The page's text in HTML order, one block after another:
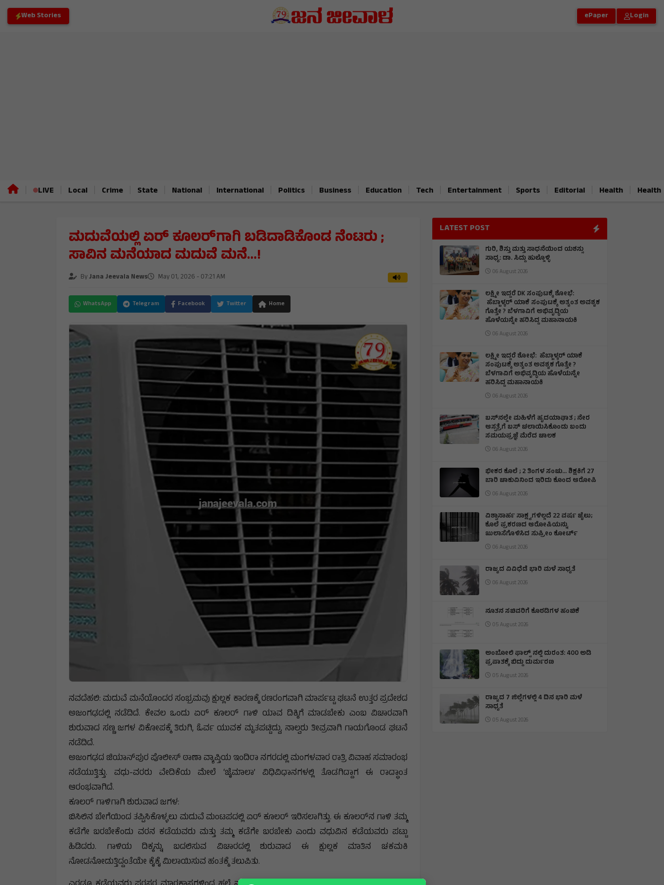
Web Stories ePaper Login
LIVE Local Crime State National International Politics Business Education Tech Entertainment Sports Editorial Health Health
ಮದುವೆಯಲ್ಲಿ ಏರ್‌ ಕೂಲರ್​​ಗಾಗಿ ಬಡಿದಾಡಿಕೊಂಡ ನೆಂಟರು ;
ಸಾವಿನ ಮನೆಯಾದ ಮದುವೆ ಮನೆ…!
ByJana Jeevala News May 01, 2026 - 07:21 AM
WhatsApp Telegram Facebook Twitter Home
ನವದೆಹಲಿ: ಮದುವೆ ಮನೆಯೊಂದರ ಸಂಭ್ರಮವು ಕ್ಷುಲ್ಲಕ ಕಾರಣಕ್ಕೆ ರಣರಂಗವಾಗಿ ಮಾರ್ಪಟ್ಟ ಘಟನೆ ಉತ್ತರ ಪ್ರದೇಶದ
ಅಜಂಗಢದಲ್ಲಿ ನಡೆದಿದೆ. ಕೇವಲ ಒಂದು ಏರ್ ಕೂಲರ್ ಗಾಳಿ ಯಾವ ದಿಕ್ಕಿಗೆ ಮಾಡಬೇಕು ಎಂಬ ವಿಚಾರವಾಗಿ
ಶುರುವಾದ ಸಣ್ಣ ಜಗಳ ವಿಕೋಪಕ್ಕೆ ತಿರುಗಿ, ಓರ್ವ ಯುವಕ ಮೃತಪಟ್ಟಿದ್ದು, ನಾಲ್ವರು ತೀವ್ರವಾಗಿ ಗಾಯಗೊಂಡ ಘಟನೆ
ನಡೆದಿದೆ.
ಅಜಂಗಢದ ಜಿಯಾನ್‌ಪುರ ಪೊಲೀಸ್ ಠಾಣಾ ವ್ಯಾಪ್ತಿಯ ಇಂದಿರಾ ನಗರದಲ್ಲಿ ಮಂಗಳವಾರ ರಾತ್ರಿ ವಿವಾಹ ಸಮಾರಂಭ
ನಡೆಯುತ್ತಿತ್ತು. ವಧು-ವರರು ವೇದಿಕೆಯ ಮೇಲೆ ‘ಜೈಮಾಲಾ’ ವಿಧಿವಿಧಾನಗಳಲ್ಲಿ ತೊಡಗಿದ್ದಾಗ ಈ ರಾದ್ಧಾಂತ
ಆರಂಭವಾಗಿದೆ.
ಕೂಲರ್ ಗಾಳಿಗಾಗಿ ಶುರುವಾದ ಜಗಳ:
ಬಿಸಿಲಿನ ಬೇಗೆಯಿಂದ ತಪ್ಪಿಸಿಕೊಳ್ಳಲು ಮದುವೆ ಮಂಟಪದಲ್ಲಿ ಏರ್ ಕೂಲರ್ ಇರಿಸಲಾಗಿತ್ತು. ಈ ಕೂಲರ್‌ನ ಗಾಳಿ ತಮ್ಮ
ಕಡೆಗೇ ಬರಬೇಕೆಂದು ವರನ ಕಡೆಯವರು ಮತ್ತು ತಮ್ಮ ಕಡೆಗೇ ಬರಬೇಕು ಎಂದು ವಧುವಿನ ಕಡೆಯವರು ಪಟ್ಟು
ಹಿಡಿದರು. ಗಾಳಿಯ ದಿಕ್ಕನ್ನು ಬದಲಿಸುವ ವಿಚಾರದಲ್ಲಿ ಶುರುವಾದ ಈ ಕ್ಷುಲ್ಲಕ ಮಾತಿನ ಚಕಮಕಿ
ನೋಡನೋಡುತ್ತಿದ್ದಂತೆಯೇ ಕೈಕೈ ಮಿಲಾಯಿಸುವ ಹಂತಕ್ಕೆ ತಲುಪಿತು.
LATEST POST
ಗುರಿ, ಶಿಸ್ತು ಮತ್ತು ಸಾಧನೆಯಿಂದ ಯಶಸ್ಸು
ಸಾಧ್ಯ: ಡಾ. ಸಿದ್ದು ಹುಲ್ಲೊಳ್ಳಿ
06 August 2026
ಲಕ್ಷ್ಮೀ ಇದ್ದರೆ DK ಸಂಪುಟಕ್ಕೆ ಶೋಭೆ:
ಹೆಬ್ಬಾಳ್ಕರ್ ಯಾಕೆ ಸಂಪುಟಕ್ಕೆ ಅತ್ಯಂತ ಅವಶ್ಯಕ
ಗೊತ್ತೇ ? ಬೆಳಗಾವಿಗೆ ಅಭಿವೃದ್ಧಿಯ
ಹೊಳೆಯನ್ನೇ ಹರಿಸಿದ್ದ ಮಹಾನಾಯಕಿ
06 August 2026
ಲಕ್ಷ್ಮೀ ಇದ್ದರೆ ಶೋಭೆ: ಹೆಬ್ಬಾಳ್ಕರ್ ಯಾಕೆ
ಸಂಪುಟಕ್ಕೆ ಅತ್ಯಂತ ಅವಶ್ಯಕ ಗೊತ್ತೇ ?
ಬೆಳಗಾವಿಗೆ ಅಭಿವೃದ್ಧಿಯ ಹೊಳೆಯನ್ನೇ
ಹರಿಸಿದ್ದ ಮಹಾನಾಯಕಿ
06 August 2026
ಬಸ್‌ನಲ್ಲೇ ಮಹಿಳೆಗೆ ಹೃದಯಾಘಾತ ; ನೇರ
ಆಸ್ಪತ್ರೆಗೆ ಬಸ್‌ ಚಲಾಯಿಸಿಕೊಂಡು ಬಂದು
ಸಮಯಪ್ರಜ್ಞೆ ಮೆರೆದ ಚಾಲಕ
06 August 2026
ಭೀಕರ ಕೊಲೆ ; 2 ತಿಂಗಳ ಸಂಚು… ಶಿಕ್ಷಕಿಗೆ 27
ಬಾರಿ ಚಾಕುವಿನಿಂದ ಇರಿದು ಕೊಂದ ಆರೋಪಿ
06 August 2026
ವಿಶ್ವಾಸಾರ್ಹ ಸಾಕ್ಷ್ಯಗಳಿಲ್ಲದೆ 22 ವರ್ಷ ಜೈಲು;
ಕೊಲೆ ಪ್ರಕರಣದ ಆರೋಪಿಯನ್ನು
ಖುಲಾಸೆಗೊಳಿಸಿದ ಸುಪ್ರೀಂ ಕೋರ್ಟ್
06 August 2026
ರಾಜ್ಯದ ವಿವಿಧೆಡೆ ಭಾರಿ ಮಳೆ ಸಾಧ್ಯತೆ
06 August 2026
ನೂತನ ಸಚಿವರಿಗೆ ಕೊಠಡಿಗಳ ಹಂಚಿಕೆ
05 August 2026
ಅಂಬೋಲಿ ಫಾಲ್ಸ್ ನಲ್ಲಿ ದುರಂತ: 400 ಅಡಿ
ಪ್ರಪಾತಕ್ಕೆ ಬಿದ್ದು ದುರ್ಮರಣ
05 August 2026
ರಾಜ್ಯದ 7 ಜಿಲ್ಲೆಗಳಲ್ಲಿ 4 ದಿನ ಭಾರಿ ಮಳೆ
ಸಾಧ್ಯತೆ
05 August 2026